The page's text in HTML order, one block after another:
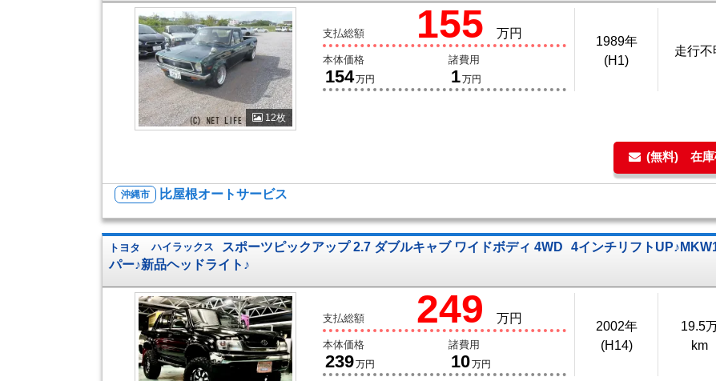
12枚
支払総額 155 万円
本体価格
154万円
諸費用
1万円
1989年
(H1)
走行不
(無料) 在庫
沖縄市 比屋根オートサービス
トヨタ ハイラックス スポーツピックアップ 2.7 ダブルキャブ ワイドボディ 4WD
4インチリフト
パー♪新品ヘッドライト♪
支払総額 249 万円
本体価格
239万円
諸費用
10万円
2002年
(H14)
19.5
km